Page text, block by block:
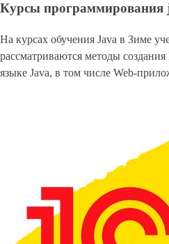
Курсы программирования
На курсах обучения Java в Зиме
рассматриваются методы
языке Java, в том числе Web-